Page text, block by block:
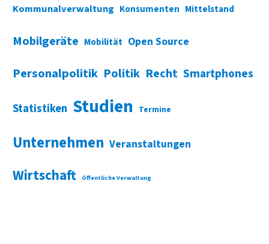
Kommunalverwaltung Konsumenten Mittelstand
Mobilgeräte Mobilität Open Source
Personalpolitik Politik Recht Smartphones
Statistiken Studien Termine
Unternehmen Veranstaltungen
Wirtschaft Öffentliche Verwaltung